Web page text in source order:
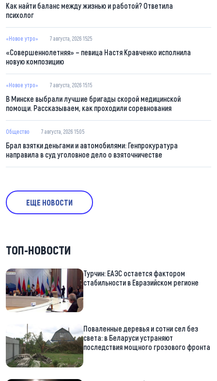
Как найти баланс между жизнью и работой? Ответила
психолог
«Новое утро» 7 августа, 2026 15:25
«Совершеннолетняя» – певица Настя Кравченко исполнила
новую композицию
«Новое утро» 7 августа, 2026 15:15
В Минске выбрали лучшие бригады скорой медицинской
помощи. Рассказываем, как проходили соревнования
Общество 7 августа, 2026 15:05
Брал взятки деньгами и автомобилями: Генпрокуратура
направила в суд уголовное дело о взяточничестве
ЕЩЕ НОВОСТИ
ТОП-НОВОСТИ
Турчин: ЕАЭС остается фактором
стабильности в Евразийском регионе
Поваленные деревья и сотни сел без
света: в Беларуси устраняют
последствия мощного грозового фронта